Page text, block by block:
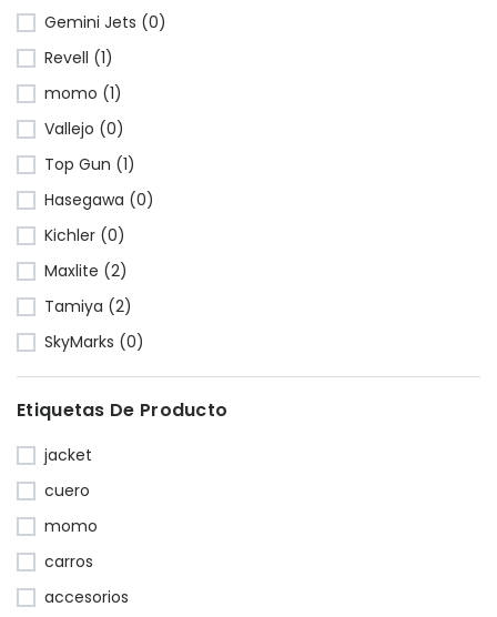
Gemini Jets (0)
Revell (1)
momo (1)
Vallejo (0)
Top Gun (1)
Hasegawa (0)
Kichler (0)
Maxlite (2)
Tamiya (2)
SkyMarks (0)
Etiquetas De Producto
jacket
cuero
momo
carros
accesorios